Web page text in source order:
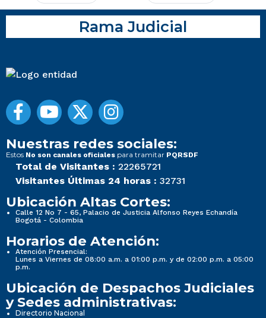
Rama Judicial
Nuestras redes sociales:
Estos No son canales oficiales para tramitar PQRSDF
Total de Visitantes : 22265721
Visitantes Últimas 24 horas : 32731
Ubicación Altas Cortes:
Calle 12 No 7 - 65, Palacio de Justicia Alfonso Reyes Echandía
Bogotá - Colombia
Horarios de Atención:
Atención Presencial:
Lunes a Viernes de 08:00 a.m. a 01:00 p.m. y de 02:00 p.m. a 05:00
p.m.
Ubicación de Despachos Judiciales
y Sedes administrativas:
Directorio Nacional